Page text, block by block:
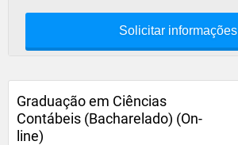
Solicitar informações
Graduação em Ciências
Contábeis (Bacharelado) (On-
line)